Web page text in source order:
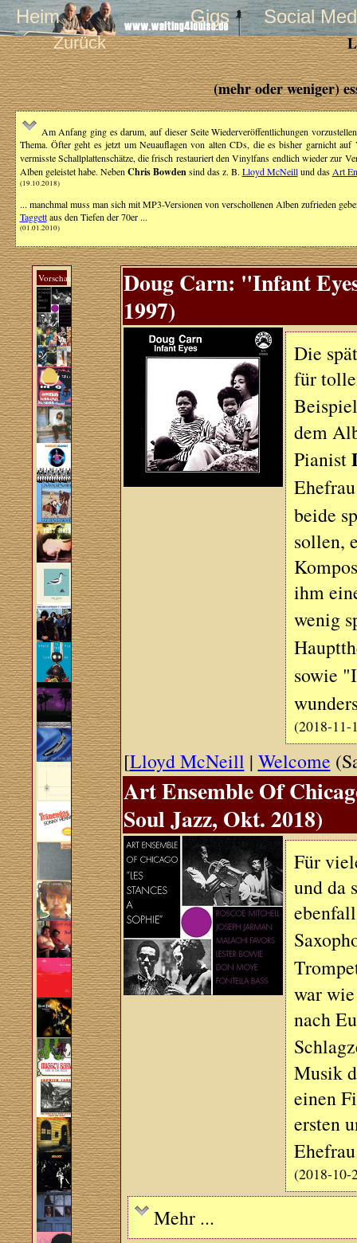
Heim Gigs Social
Zurück
(mehr oder weniger)
Am Anfang ging es darum, auf dieser Seite Wiederveröffentlichungen
Thema. Öfter geht es jetzt um Neuauflagen von alten CDs, die es bisher garnicht
vermisste Schallplattenschätze, die frisch restauriert den Vinylfans endlich wieder zur
Alben geleistet habe. Neben Chris Bowden sind das z. B. Lloyd McNeillund das Art
(19.10.2018)
... manchmal muss man sich mit MP3-Versionen von verschollenen Alben zufrieden
Taggettaus den Tiefen der 70er ...
(01.01.2010)
Vorschau
Doug Carn: "Infant
1997)
Die
für
dem
Pianist
beide
sollen,
ihm
wenig
sowie
(2018-11-
[Lloyd McNeill | Welcome
Art Ensemble Of
Soul Jazz, Okt. 2018)
Für
und da
war
nach
Musik
einen
ersten
(2018-10-
Mehr ...